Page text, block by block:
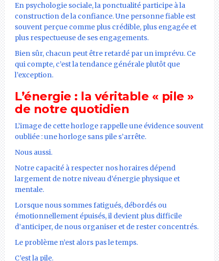
En psychologie sociale, la ponctualité participe à la
construction de la confiance. Une personne fiable est
souvent perçue comme plus crédible, plus engagée et
plus respectueuse de ses engagements.
Bien sûr, chacun peut être retardé par un imprévu. Ce
qui compte, c’est la tendance générale plutôt que
l’exception.
L’énergie : la véritable « pile »
de notre quotidien
L’image de cette horloge rappelle une évidence souvent
oubliée : une horloge sans pile s’arrête.
Nous aussi.
Notre capacité à respecter nos horaires dépend
largement de notre niveau d’énergie physique et
mentale.
Lorsque nous sommes fatigués, débordés ou
émotionnellement épuisés, il devient plus difficile
d’anticiper, de nous organiser et de rester concentrés.
Le problème n’est alors pas le temps.
C’est la pile.